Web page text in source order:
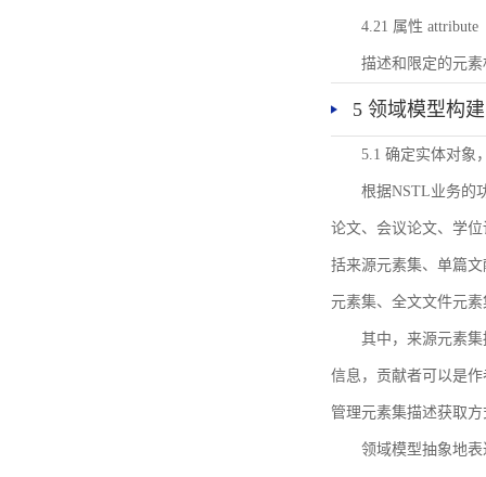
4.21 属性 attribute
描述和限定的元
5 领域模型构建
5.1 确定实体对象
根据NSTL业务的
论文、会议论文、学
括来源元素集、单篇
元素集、全文文件元
其中，来源元素
信息，贡献者可以是
管理元素集描述获取
领域模型抽象地